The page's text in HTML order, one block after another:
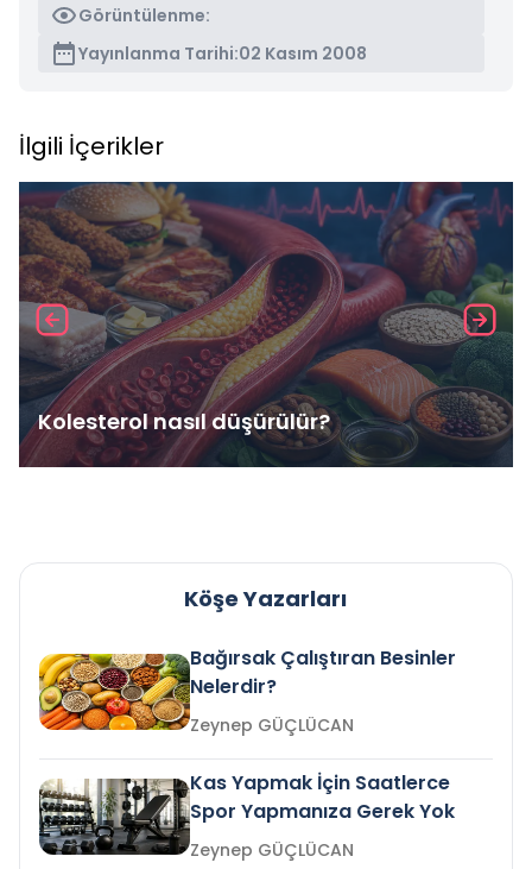
Görüntülenme:
Yayınlanma Tarihi:02 Kasım 2008
İlgili İçerikler
Kolesterol nasıl düşürülür?
Köşe Yazarları
Bağırsak Çalıştıran Besinler
Nelerdir?
Zeynep GÜÇLÜCAN
Kas Yapmak İçin Saatlerce
Spor Yapmanıza Gerek Yok
Zeynep GÜÇLÜCAN